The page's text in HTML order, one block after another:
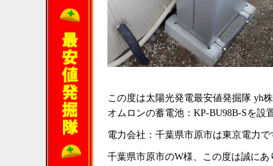
この度は太陽光発電最安値発掘隊 yh
オムロンの蓄電池：KP-BU98B-Sを設
電力会社：千葉県市原市は東京電力で
千葉県市原市のW様、この度は誠に